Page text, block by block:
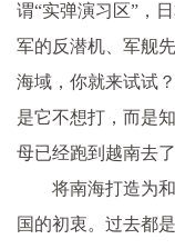
谓“实弹演习区”，
军的反潜机、军舰
海域，你就来试试
是它不想打，而是
母已经跑到越南去
将南海打造为
国的初衷。过去都